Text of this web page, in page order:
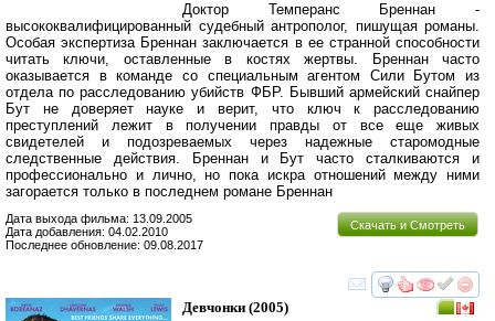
Доктор Темперанс Бреннан -
высококвалифицированный судебный антрополог, пишущая романы.
Особая экспертиза Бреннан заключается в ее странной способности
читать ключи, оставленные в костях жертвы. Бреннан часто
оказывается в команде со специальным агентом Сили Бутом из
отдела по расследованию убийств ФБР. Бывший армейский снайпер
Бут не доверяет науке и верит, что ключ к расследованию
преступлений лежит в получении правды от все еще живых
свидетелей и подозреваемых через надежные старомодные
следственные действия. Бреннан и Бут часто сталкиваются и
профессионально и лично, но пока искра отношений между ними
загорается только в последнем романе Бреннан
Скачать и Смотреть
Дата выхода фильма: 13.09.2005
Дата добавления: 04.02.2010
Последнее обновление: 09.08.2017
смотреть
Девчонки (2005)